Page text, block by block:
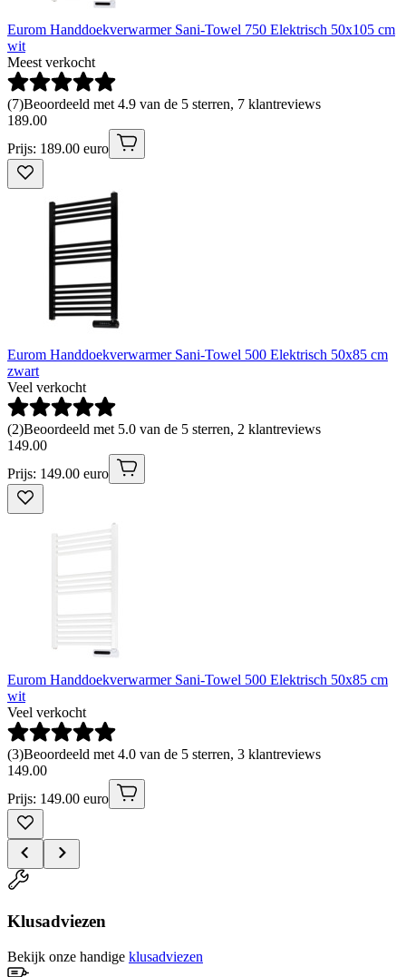
Eurom Handdoekverwarmer Sani-Towel 750 Elektrisch 50x105 cm
wit
Meest verkocht
(7)Beoordeeld met 4.9 van de 5 sterren, 7 klantreviews
189.00
Prijs: 189.00 euro
Eurom Handdoekverwarmer Sani-Towel 500 Elektrisch 50x85 cm
zwart
Veel verkocht
(2)Beoordeeld met 5.0 van de 5 sterren, 2 klantreviews
149.00
Prijs: 149.00 euro
Eurom Handdoekverwarmer Sani-Towel 500 Elektrisch 50x85 cm
wit
Veel verkocht
(3)Beoordeeld met 4.0 van de 5 sterren, 3 klantreviews
149.00
Prijs: 149.00 euro
Klusadviezen
Bekijk onze handige klusadviezen